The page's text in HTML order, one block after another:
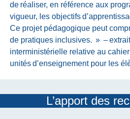
de réaliser, en référence aux
vigueur, les objectifs
Ce projet pédagogique peut
de pratiques inclusives. » –
interministérielle relative au
unités d’enseignement pour les
L’apport des